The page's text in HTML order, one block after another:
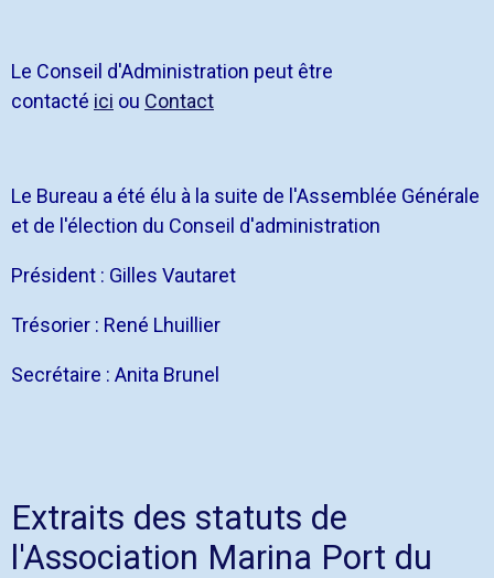
Le Conseil d'Administration peut être
contacté ici ou Contact
Le Bureau a été élu à la suite de l'Assemblée Générale
et de l'élection du Conseil d'administration
Président : Gilles Vautaret
Trésorier : René Lhuillier
Secrétaire : Anita Brunel
Extraits des statuts de
l'Association Marina Port du